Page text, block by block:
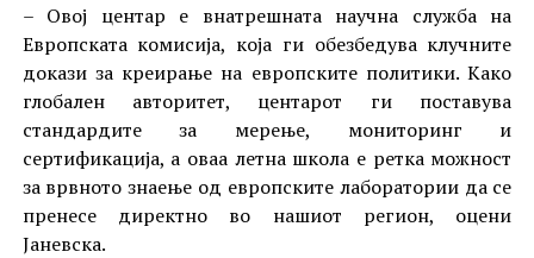
– Овој центар е внатрешната научна служба на
Европската комисија, која ги обезбедува клучните
докази за креирање на европските политики. Како
глобален авторитет, центарот ги поставува
стандардите за мерење, мониторинг и
сертификација, а оваа летна школа е ретка можност
за врвното знаење од европските лаборатории да се
пренесе директно во нашиот регион, оцени
Јаневска.